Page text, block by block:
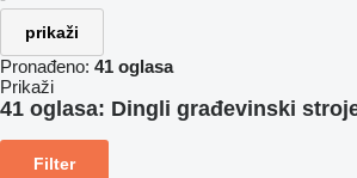
prikaži
Pronađeno: 41 oglasa
Prikaži
41 oglasa: Dingli građevinski
Filter